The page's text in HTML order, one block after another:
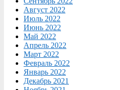
Август 2022
Июль 2022
Июнь 2022
Май 2022
Апрель 2022
Март 2022
Февраль 2022
Январь 2022
Декабрь 2021